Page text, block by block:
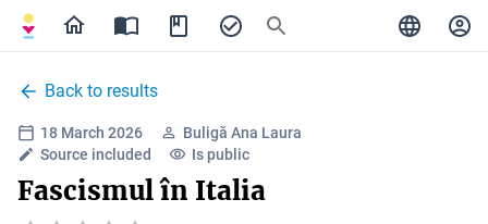
Back to results
18 March 2026
Buligă Ana Laura
Source included
Is public
Fascismul în Italia